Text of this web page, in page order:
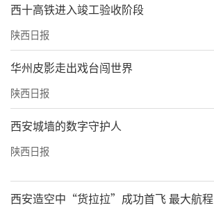
西十高铁进入竣工验收阶段
陕西日报
华州皮影走出戏台闯世界
陕西日报
西安城墙的数字守护人
陕西日报
西安造空中“货拉拉”成功首飞 最大航